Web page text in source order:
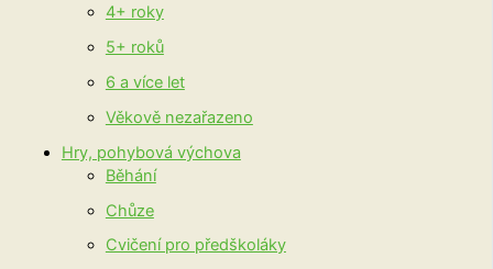
4+ roky
5+ roků
6 a více let
Věkově nezařazeno
Hry, pohybová výchova
Běhání
Chůze
Cvičení pro předškoláky